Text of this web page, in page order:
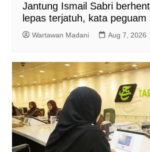
Jantung Ismail Sabri
lepas terjatuh, kata peguam
Wartawan Madani Aug 7, 2026